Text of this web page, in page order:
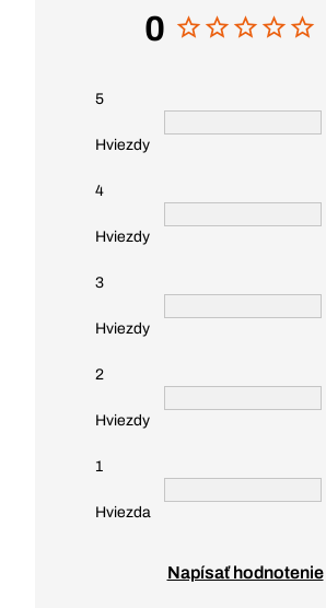
0
5
Hviezdy
4
Hviezdy
3
Hviezdy
2
Hviezdy
1
Hviezda
Napísať hodnotenie